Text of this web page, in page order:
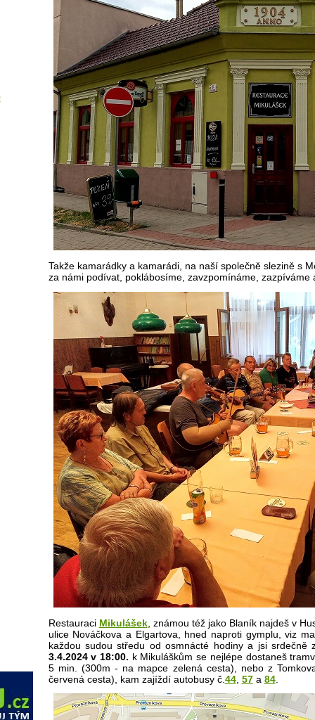
Takže kamarádky a kamarádi, na naší společně slezině s
za námi podívat, poklábosíme, zavzpomínáme, zazpíváme
Restauraci Mikulášek, známou též jako Blaník najdeš v
ulice Nováčkova a Elgartova, hned naproti gymplu , viz
každou sudou středu od osmnácté hodiny a jsi
3.4.2024 v 18:00. k Mikuláškům se nejlépe dostaneš
5 min. (300m - na mapce zelená cesta), nebo z
červená cesta), kam zajíždí autobusy č. 44, 57a 84.